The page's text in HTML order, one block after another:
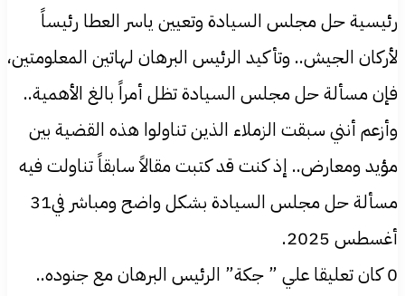
رئيسية حل مجلس السيادة وتعيين ياسر العطا رئيساً
لأركان الجيش.. وتأكيد الرئيس البرهان لهاتين المعلومتين،
فإن مسألة حل مجلس السيادة تظل أمراً بالغ الأهمية..
وأزعم أنني سبقت الزملاء الذين تناولوا هذه القضية بين
مؤيد ومعارض.. إذ كنت قد كتبت مقالاً سابقاً تناولت فيه
مسألة حل مجلس السيادة بشكل واضح ومباشر في31
أغسطس 2025.
0 كان تعليقا علي ” جكة” الرئيس البرهان مع جنوده..